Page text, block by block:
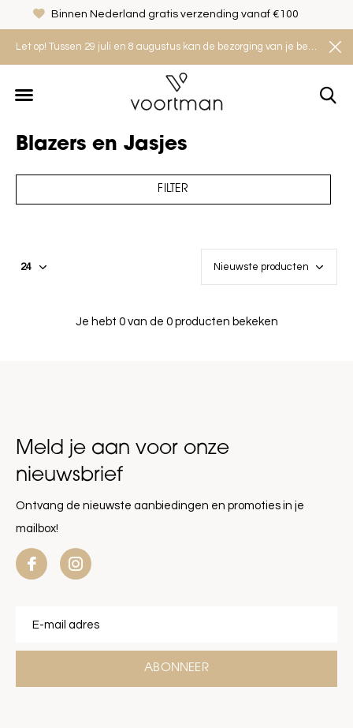
Let op! Tussen 29 juli en 8 augustus kan de bezorging van je bestelling iets langer duren. Houd rekening met een levertijd van 2 tot 4 werkdagen.
Binnen Nederland gratis verzending vanaf €100
Blazers en Jasjes
FILTER
Je hebt 0 van de 0 producten bekeken
Meld je aan voor onze
nieuwsbrief
Ontvang de nieuwste aanbiedingen en promoties in je
mailbox!
ABONNEER